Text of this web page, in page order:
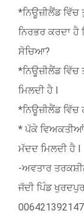
*ਨਿਊਜ਼ੀਲੈਂਡ ਵਿੱਚ
ਨਿਰਭਰ ਕਰਦਾ ਹੈ
ਸੋਚਿਆ?
*ਨਿਊਜ਼ੀਲੈਂਡ ਵਿੱਚ
ਮਿਲਦੀ ਹੈ l
*ਨਿਊਜ਼ੀਲੈਂਡ
* ਪੱਕੇ ਵਿਅਕਤੀਆਂ
ਮੱਦਦ ਮਿਲਦੀ ਹੈ l
-ਅਵਤਾਰ
ਜੱਦੀ ਪਿੰਡ
006421392147